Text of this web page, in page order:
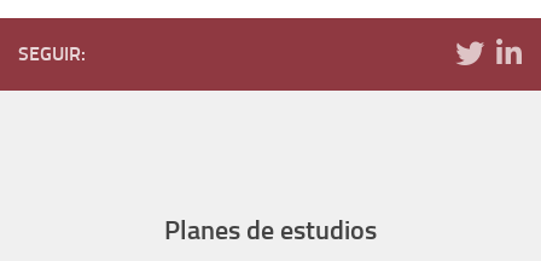
SEGUIR:
Planes de estudios